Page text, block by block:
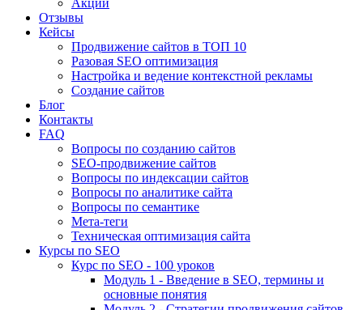
Акции
Отзывы
Кейсы
Продвижение сайтов в ТОП 10
Разовая SEO оптимизация
Настройка и ведение контекстной рекламы
Создание сайтов
Блог
Контакты
FAQ
Вопросы по созданию сайтов
SEO-продвижение сайтов
Вопросы по индексации сайтов
Вопросы по аналитике сайта
Вопросы по семантике
Мета-теги
Техническая оптимизация сайта
Курсы по SEO
Курс по SEO - 100 уроков
Модуль 1 - Введение в SEO, термины и
основные понятия